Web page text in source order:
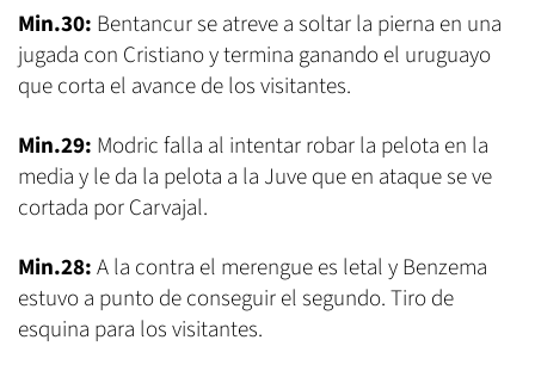
Min.30: Bentancur se atreve a soltar la pierna en una
jugada con Cristiano y termina ganando el uruguayo
que corta el avance de los visitantes.
Min.29: Modric falla al intentar robar la pelota en la
media y le da la pelota a la Juve que en ataque se ve
cortada por Carvajal.
Min.28:A la contra el merengue es letal y Benzema
estuvo a punto de conseguir el segundo. Tiro de
esquina para los visitantes.